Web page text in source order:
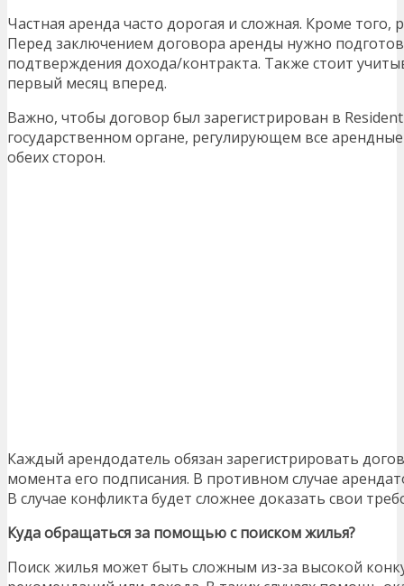
Частная аренда часто дорогая и сложная. Кроме
Перед заключением договора аренды нужно
подтверждения дохода/контракта. Также стоит
первый месяц вперед.
Важно, чтобы договор был зарегистрирован в
государственном органе, регулирующем все
обеих сторон.
Каждый арендодатель обязан зарегистрировать
момента его подписания. В противном случае
В случае конфликта будет сложнее доказать свои
Куда обращаться за помощью с поиском жилья?
Поиск жилья может быть сложным из-за высокой